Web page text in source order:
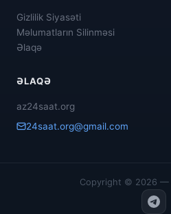
Gizlilik Siyasəti
Məlumatların Silinməsi
Əlaqə
ƏLAQƏ
az24saat.org
24saat.org@gmail.com
Copyright © 2026 —